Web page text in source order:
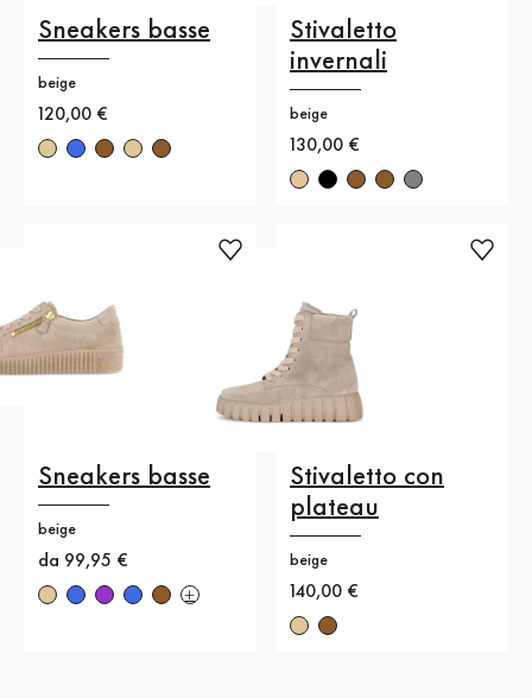
Sneakers basse
beige
Nuovo prezzo
120,00 €
Stivaletto
invernali
beige
Nuovo prezzo
130,00 €
Sneakers basse
beige
Nuovo prezzo
da 99,95 €
Stivaletto con
plateau
beige
Nuovo prezzo
140,00 €